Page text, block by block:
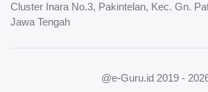
Cluster Inara No.3, Pakintelan, Kec. Gn.
Jawa Tengah
@e-Guru.id 2019 -